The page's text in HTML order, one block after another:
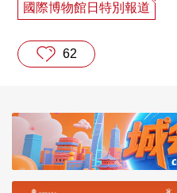
國際博物館日特別報道
62